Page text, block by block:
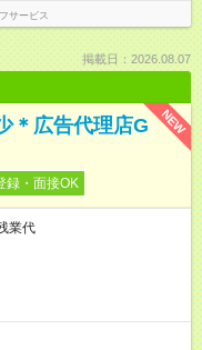
サービス
掲載日：2026.08.07
NEW
＊広告代理店G
録・面接OK
業代